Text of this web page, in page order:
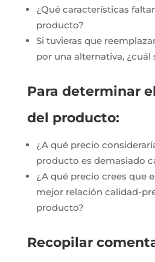
¿Qué características
producto?
Si tuvieras que
por una alternativa, ¿cuál
Para determinar
del producto:
¿A qué precio
producto es demasiado
¿A qué precio crees que
mejor relación calidad-
producto?
Recopilar